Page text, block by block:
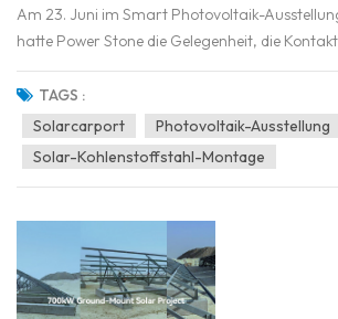
Am 23. Juni im Smart Photovoltaik-
hatte Power Stone die Gelegenheit, die
Partnern wieder aufzunehmen und viele neue
globalen Solarbranche
Messe führte unser Team produktive
TAGS :
Solarcarport
Photovoltaik-Ausstellung
Solar-Kohlenstoffstahl-Montage